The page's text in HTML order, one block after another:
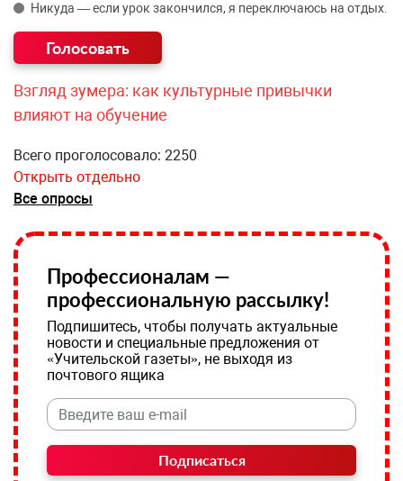
Никуда — если урок закончился, я переключаюсь на отдых.
Взгляд зумера: как культурные привычки
влияют на обучение
Всего проголосовало: 2250
Открыть отдельно
Все опросы
Профессионалам —
профессиональную рассылку!
Подпишитесь, чтобы получать актуальные
новости и специальные предложения от
«Учительской газеты», не выходя из
почтового ящика
Подписаться